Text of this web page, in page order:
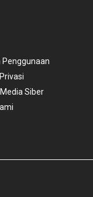
Penggunaan
Siber